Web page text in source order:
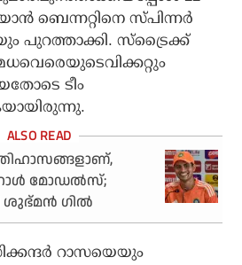
ബെന്നറ്റിനെ സ്പിന്നര്‍
പുറത്താക്കി. സ്‌ട്രൈക്ക്
ടീം
മോഡല്‍സ്;
ശുഭ്മന്‍ ഗില്‍
റാസയെയും